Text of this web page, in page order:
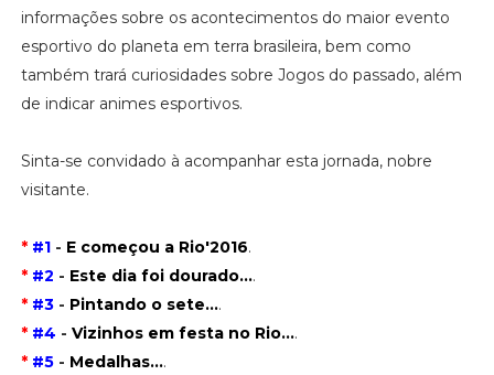
informações sobre os acontecimentos do maior evento
esportivo do planeta em terra brasileira, bem como
também trará curiosidades sobre Jogos do passado, além
de indicar animes esportivos.
Sinta-se convidado à acompanhar esta jornada, nobre
visitante.
* #1- E começou a Rio'2016.
* #2 - Este dia foi dourado....
* #3- Pintando o sete....
* #4 - Vizinhos em festa no Rio....
* #5- Medalhas....